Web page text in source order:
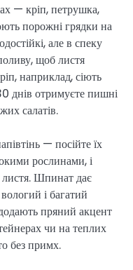
— кріп, петрушка,
порожні грядки на
але в спеку
щоб листя
наприклад, сіють
днів отримуєте пишні
салатів.
— посійте їх
рослинами, і
Шпинат дає
і багатий
пряний акцент
чи на теплих
без примх.